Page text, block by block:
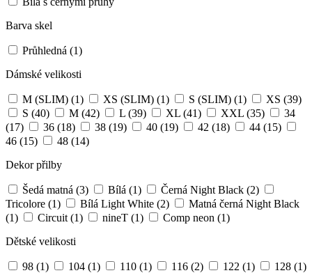
Barva skel
Průhledná (1)
Dámské velikosti
M (SLIM) (1) XS (SLIM) (1) S (SLIM) (1) XS (39)
S (40) M (42) L (39) XL (41) XXL (35)
34
(17)
36 (18) 38 (19) 40 (19) 42 (18) 44 (15)
46 (15) 48 (14)
Dekor přilby
Šedá matná (3) Bílá (1) Černá Night Black (2)
Tricolore (1) Bílá Light White (2)
Matná černá Night Black
(1)
Circuit (1) nineT (1) Comp neon (1)
Dětské velikosti
98 (1) 104 (1) 110 (1) 116 (2) 122 (1) 128 (1)